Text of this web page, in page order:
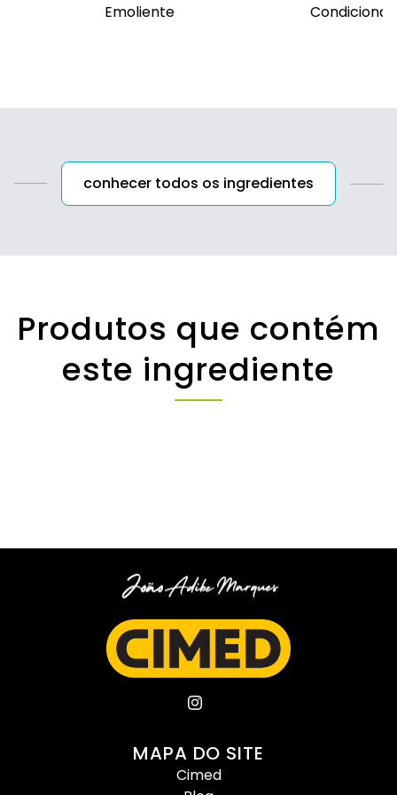
Emoliente
conhecer todos os ingredientes
Produtos que contém
este ingrediente
MAPA DO SITE
Cimed